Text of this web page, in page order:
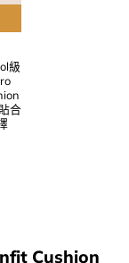
級
合
Cushion